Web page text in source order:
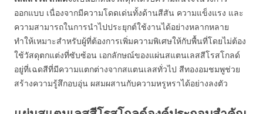
ออกแบบ เนื่องจากมีความโดดเด่นทั้งด้านสีสัน ความแข็งแรง และ
ความสามารถในการนำไปประยุกต์ใช้งานได้อย่างหลากหลาย
ทำให้เหมาะสำหรับผู้ที่ต้องการเพิ่มความพิเศษให้กับพื้นที่โดยไม่ต้อง
ใช้วัสดุตกแต่งที่ซับซ้อน เอกลักษณ์ของแผ่นสแตนเลสสีโรสโกลด์
อยู่ที่เฉดสีที่มีความแตกต่างจากสแตนเลสทั่วไป สีทองอมชมพูช่วย
สร้างความรู้สึกอบอุ่น ผสมผสานกับความหรูหราได้อย่างลงตัว